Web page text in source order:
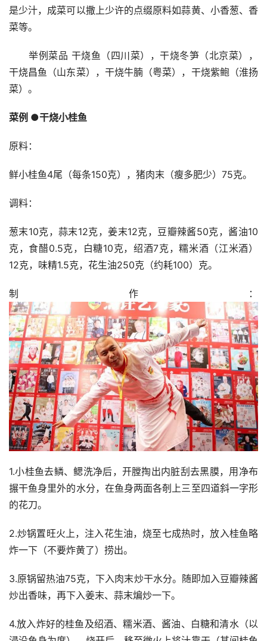
是少汁，成菜可以撒上少许的点缀原料如蒜黄、小香葱、香
菜等。
举例菜品 干烧鱼（四川菜），干烧冬笋（北京菜），
干烧昌鱼（山东菜），干烧牛腩（粤菜），干烧紫鲍（淮扬
菜）。
菜例 ●干烧小桂鱼
原料：
鲜小桂鱼4尾（每条150克），猪肉末（瘦多肥少）75克。
调料：
葱末10克，蒜末12克，姜末12克，豆瓣辣酱50克，酱油10
克，食醋0.5克，白糖10克，绍酒7克，糯米酒（江米酒）
12克，味精1.5克，花生油250克（约耗100）克。
制作：
1.小桂鱼去鳞、鳃洗净后，开膛掏出内脏刮去黑膜，用净布
搌干鱼身里外的水分，在鱼身两面各剞上三至四道斜一字形
的花刀。
2.炒锅置旺火上，注入花生油，烧至七成热时，放入桂鱼略
炸一下（不要炸黄了）捞出。
3.原锅留热油75克，下入肉末炒干水分。随即加入豆瓣辣酱
炒出香味，再下入姜末、蒜末煸炒一下。
4.放入炸好的桂鱼及绍酒、糯米酒、酱油、白糖和清水（以